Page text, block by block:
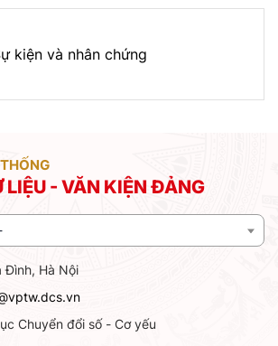
kiện và nhân chứng
LIỆU - VĂN KIỆN ĐẢNG
Đình, Hà Nội
Chuyển đổi số - Cơ yếu